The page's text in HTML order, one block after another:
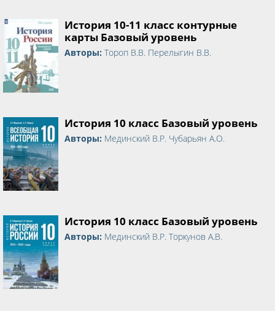
История 10-11 класс контурные
карты Базовый уровень
Авторы: Тороп В.В. Перелыгин В.В.
История 10 класс Базовый уровень
Авторы: Мединский В.Р. Чубарьян А.О.
История 10 класс Базовый уровень
Авторы: Мединский В.Р. Торкунов А.В.